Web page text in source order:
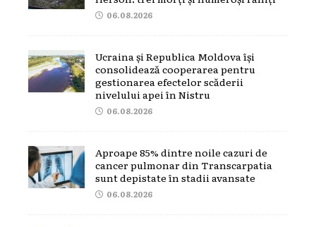
06.08.2026
Ucraina și Republica Moldova își
consolidează cooperarea pentru
gestionarea efectelor scăderii
nivelului apei în Nistru
06.08.2026
Aproape 85% dintre noile cazuri de
cancer pulmonar din Transcarpatia
sunt depistate în stadii avansate
06.08.2026